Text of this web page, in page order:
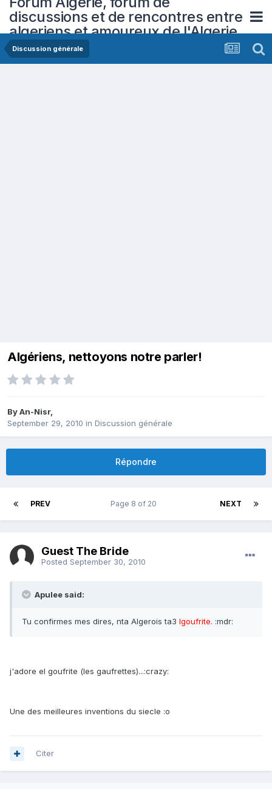
discussions et de rencontres entre
algeriens et amoureux de l'Algerie
Discussion générale
Algériens, nettoyons notre parler!
ByAn-Nisr,
September 29, 2010 in Discussion générale
Répondre
PREV NEXT
Page 8 of 20
Guest The Bride
Posted September 30, 2010
Apulee said:
Tu confirmes mes dires, nta Algerois ta3 lgoufrite. :mdr:
j'adore el goufrite (les gaufrettes)...:crazy:
Une des meilleures inventions du siecle :o
Citer